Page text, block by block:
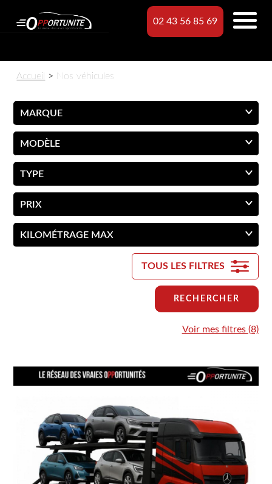
02 43 56 85 69
Accueil > Nos véhicules
TOUS LES FILTRES
RECHERCHER
Voir mes filtres (8)